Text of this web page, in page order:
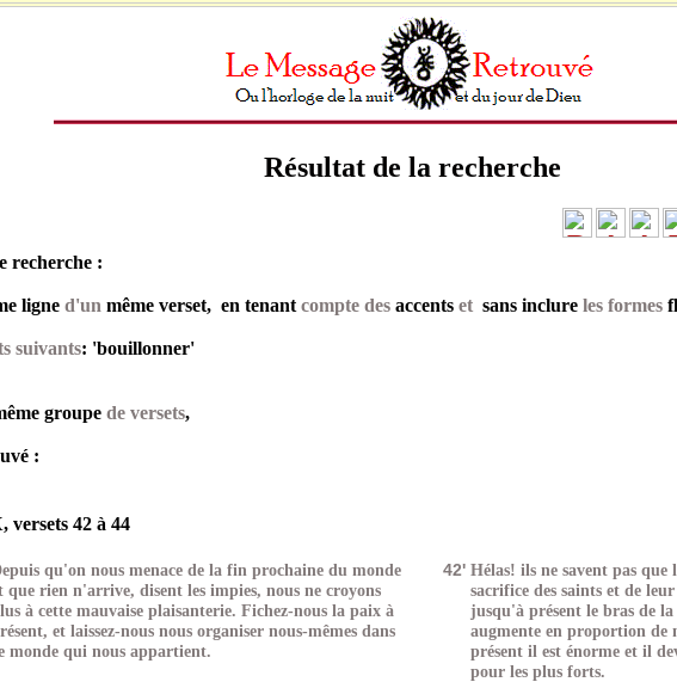
Résultat de la recherche
recherche :
ligne d'un même verset, en tenantcompte des accents et sans inclureles formes
suivants: 'bouillonner'
groupede versets,
:
42 à 44
qu'on nous menace de la fin prochaine du monde
que rien n'arrive, disent les impies, nous ne croyons
à cette mauvaise plaisanterie. Fichez-nous la paix à
et laissez-nous nous organiser nous-mêmes dans
monde qui nous appartient.
42' Hélas! ils ne savent pas que
sacrifice des saints et de
jusqu'à présent le bras de
augmente en proportion de
présent il est énorme et il
pour les plus forts.